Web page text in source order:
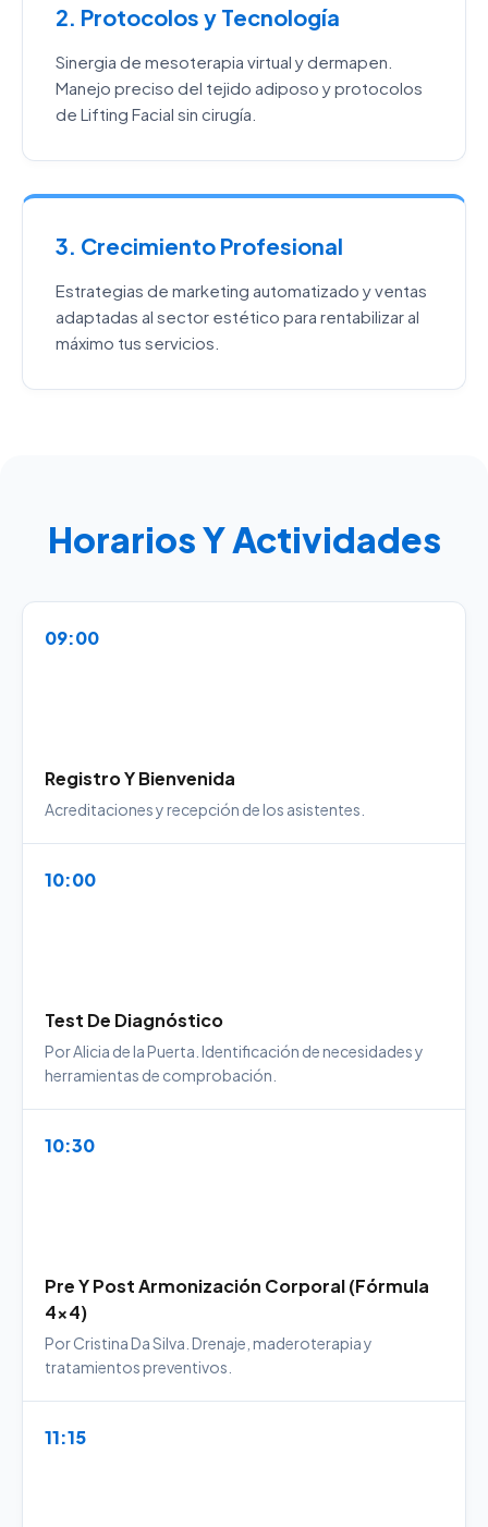
2. Protocolos y Tecnología
Sinergia de mesoterapia virtual y dermapen.
Manejo preciso del tejido adiposo y protocolos
de Lifting Facial sin cirugía.
3. Crecimiento Profesional
Estrategias de marketing automatizado y ventas
adaptadas al sector estético para rentabilizar al
máximo tus servicios.
Horarios Y Actividades
09:00
Registro Y Bienvenida
Acreditaciones y recepción de los asistentes.
10:00
Test De Diagnóstico
Por Alicia de la Puerta. Identificación de necesidades y
herramientas de comprobación.
10:30
Pre Y Post Armonización Corporal (Fórmula
4x4)
Por Cristina Da Silva. Drenaje, maderoterapia y
tratamientos preventivos.
11:15